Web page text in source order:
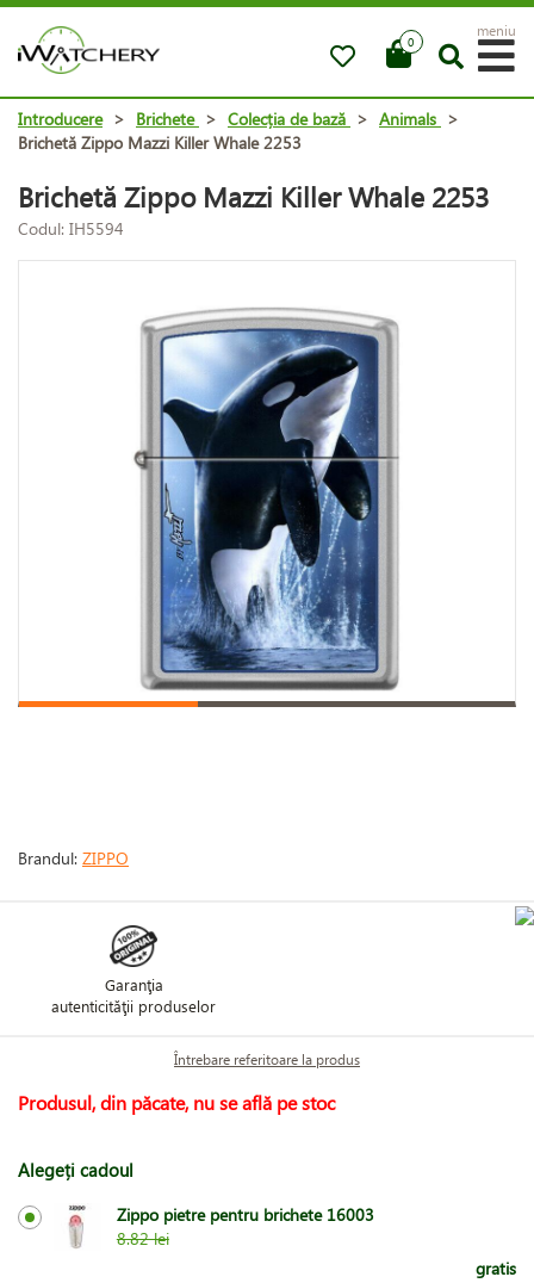
0
meniu
Introducere > Brichete > Colecția de bază > Animals >
Brichetă Zippo Mazzi Killer Whale 2253
Brichetă Zippo Mazzi Killer Whale 2253
Codul: IH5594
Brandul: ZIPPO
Garanţia
autenticităţii produselor
Întrebare referitoare la produs
Produsul, din păcate, nu se află pe stoc
Alegeți cadoul
Zippo pietre pentru brichete 16003
8.82 lei
gratis